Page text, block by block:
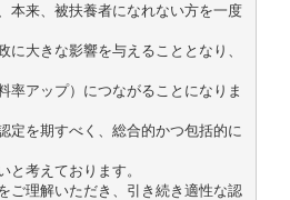
本来、被扶養者になれない方を一度
に大きな影響を与えることとなり、
率アップ）につながることになりま
定を期すべく、総合的かつ包括的に
と考えております。
ご理解いただき、引き続き適性な認